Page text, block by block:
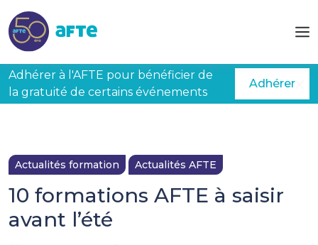
Adhérer à l'AFTE pour bénéficier de
la gratuité de certains événements
Adhérer
Actualités formation Actualités AFTE
10 formations AFTE à saisir
avant l’été